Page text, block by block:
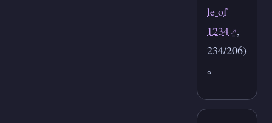
le of
1234 ,
234/206)
。